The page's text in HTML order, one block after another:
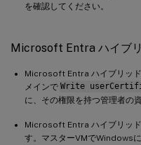
を確認してください。
Microsoft Entra ハイブ
Microsoft Entra ハイブリッ
メインで Write
に、その権限を持つ管理者の
Microsoft Entra ハイブリッ
す。マスターVMでWindows